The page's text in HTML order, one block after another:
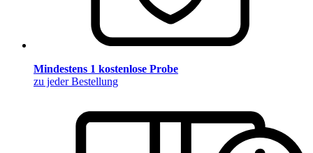
Mindestens 1 kostenlose Probe
zu jeder Bestellung